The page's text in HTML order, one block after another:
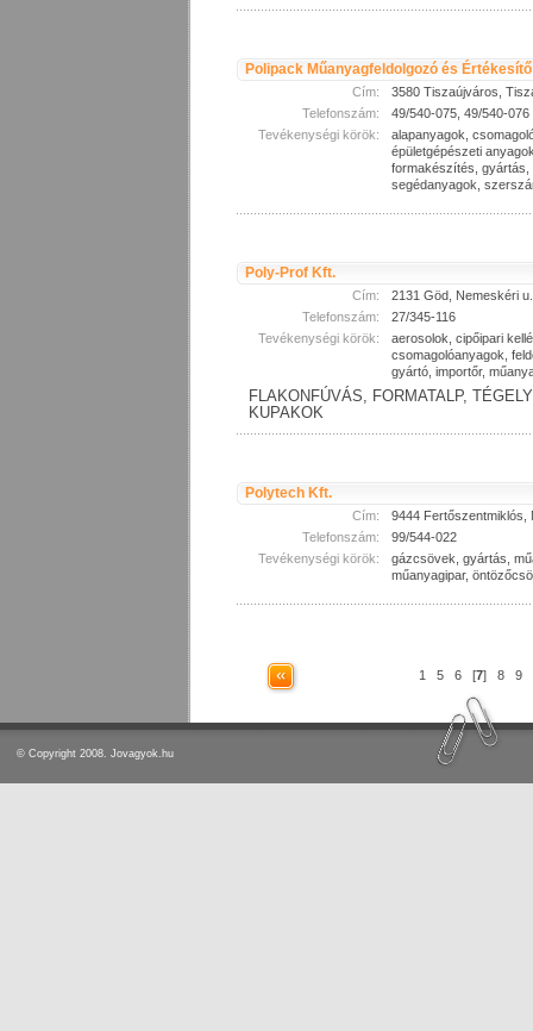
Polipack Műanyagfeldolgozó és
Cím:
3580 Tiszaújváros,
Telefonszám:
49/540-075, 49/540-076
Tevékenységi körök:
alapanyagok,
épületgépészeti
formakészítés, gyártás,
segédanyagok,
Poly-Prof Kft.
Cím:
2131 Göd, Nemeskéri
Telefonszám:
27/345-116
Tevékenységi körök:
aerosolok, cipőipari
csomagolóanyagok,
gyártó, importőr,
FLAKONFÚVÁS, FORMATALP,
KUPAKOK
Polytech Kft.
Cím:
9444 Fertőszentmiklós,
Telefonszám:
99/544-022
Tevékenységi körök:
gázcsövek, gyártás,
műanyagipar,
1 5 6 [7] 8 9
© Copyright 2008. Jovagyok.hu